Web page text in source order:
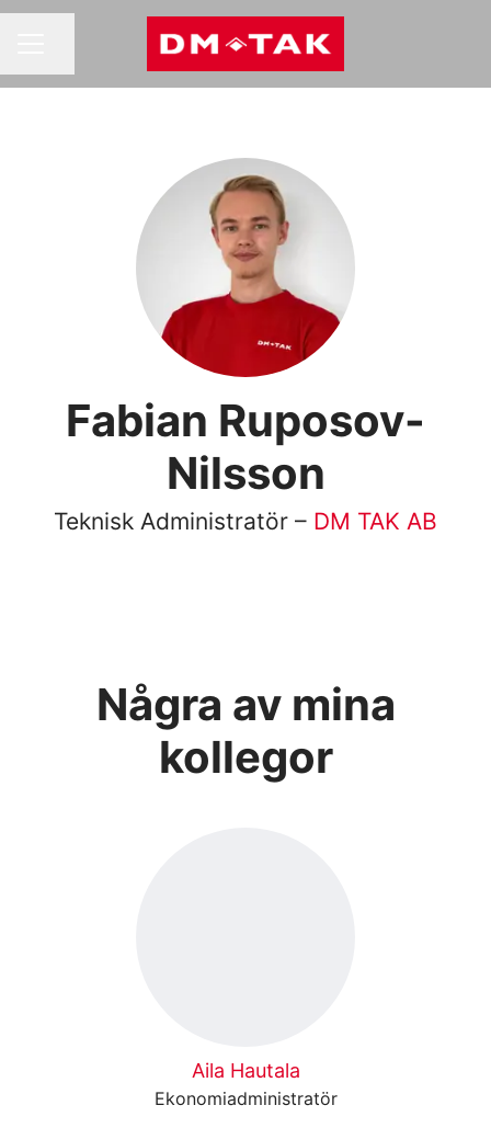
Fabian Ruposov-
Nilsson
Teknisk Administratör – DM TAK AB
Några av mina
kollegor
Aila Hautala
Ekonomiadministratör